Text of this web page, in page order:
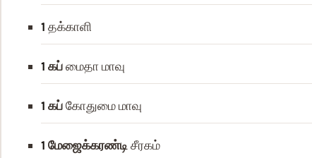
1 தக்காளி
1 கப்மைதா மாவு
1 கப்கோதுமை மாவு
1 மேஜைக்கரண்டிசீரகம்